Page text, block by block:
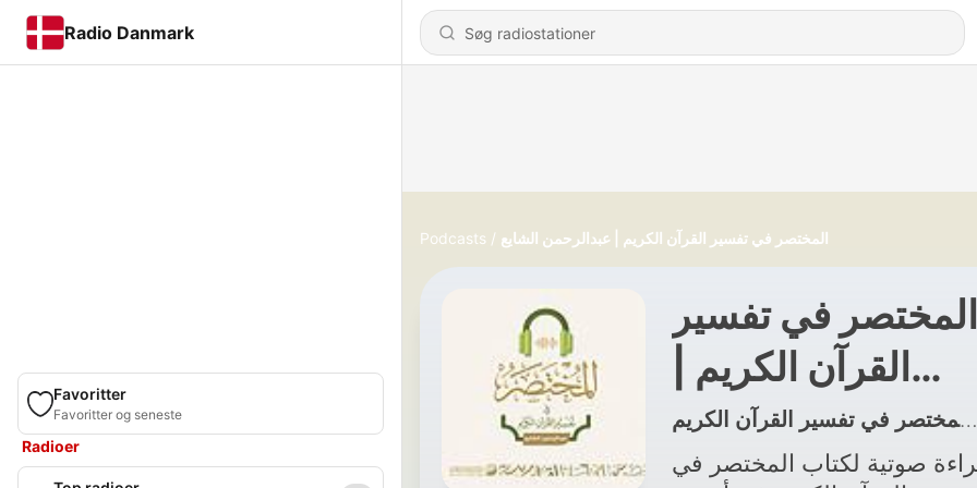
Radio Danmark
Favoritter
Favoritter og seneste
Radioer
Podcasts المختصر في تفسير القرآن الكريم | عبدالرحمن الشايع
المختصر في تفسير
القرآن الكريم |
عبدالرحمن الشايع
صوتية لكتاب المختصر في